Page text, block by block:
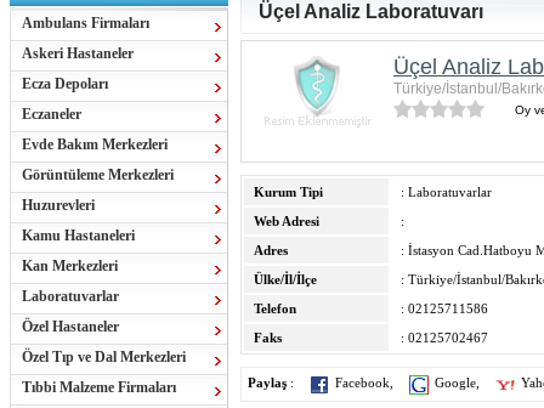
Ambulans Firmaları
Askeri Hastaneler
Ecza Depoları
Eczaneler
Evde Bakım Merkezleri
Görüntüleme Merkezleri
Huzurevleri
Kamu Hastaneleri
Kan Merkezleri
Laboratuvarlar
Özel Hastaneler
Özel Tıp ve Dal Merkezleri
Tıbbi Malzeme Firmaları
Üçel Analiz Laboratuvarı
Üçel Analiz
Türkiye/İstanbul/
Oy
Kurum Tipi
: Laboratuvarlar
Web Adresi
:
Adres
: İstasyon Cad.Hatboyu
Ülke/İl/İlçe
: Türkiye/İstanbul/
Telefon
: 02125711586
Faks
: 02125702467
Paylaş : Facebook Google